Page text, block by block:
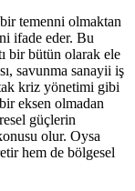
temenni olmaktan
ifade eder. Bu
bir bütün olarak ele
savunma sanayii iş
kriz yönetimi gibi
eksen olmadan
güçlerin
olur. Oysa
hem de bölgesel